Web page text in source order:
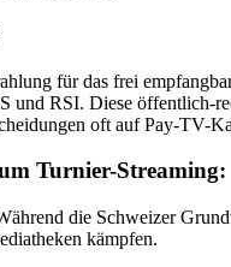
für das frei
RSI. Diese öffentlich-
oft auf Pay-TV-
Turnier-Streaming:
die Schweizer
kämpfen.